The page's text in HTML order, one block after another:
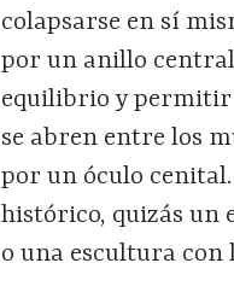
colapsarse en sí
por un anillo
equilibrio y permitir
se abren entre los
por un óculo
histórico, quizás un
o una escultura